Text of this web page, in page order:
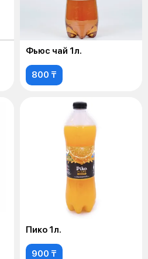
Фьюс чай 1л.
800 ₸
Пико 1л.
900 ₸